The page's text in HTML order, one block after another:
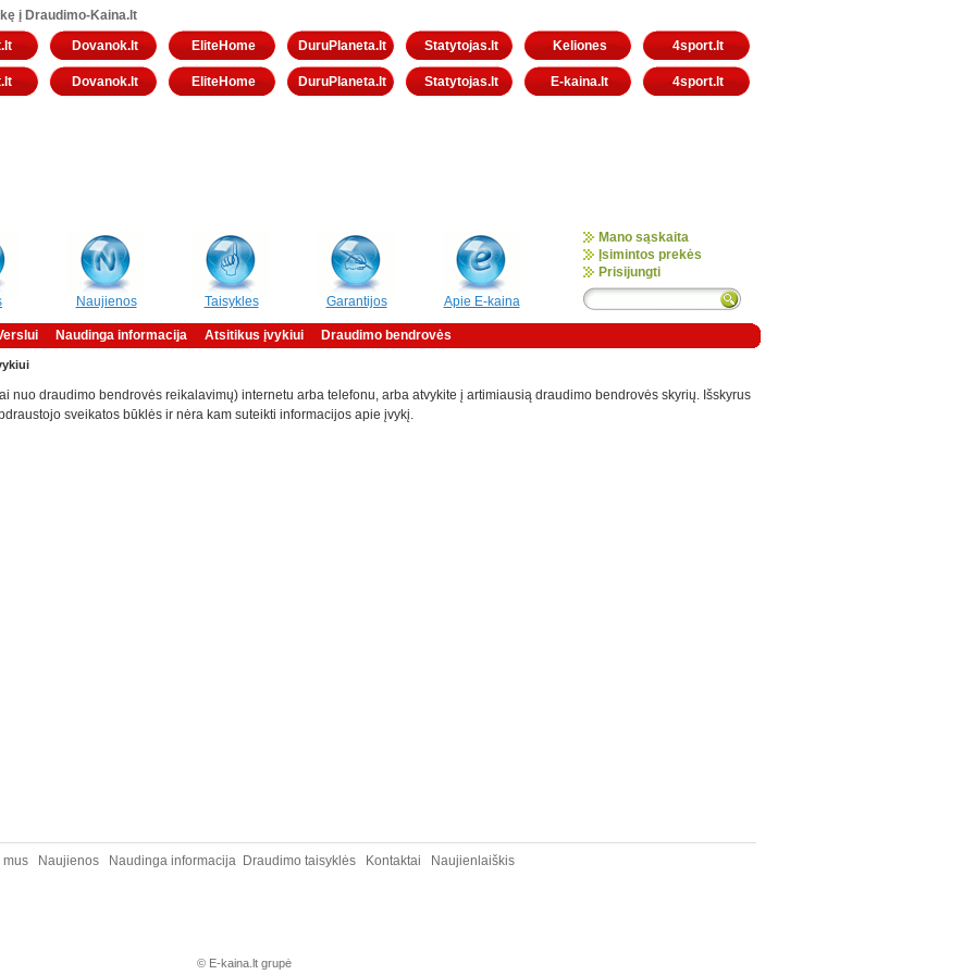
į Draudimo-Kaina.lt
Dovanok.lt EliteHome DuruPlaneta.lt Statytojas.lt Keliones 4sport.lt
Dovanok.lt EliteHome DuruPlaneta.lt Statytojas.lt E-kaina.lt 4sport.lt
Naujienos Taisykles Garantijos Apie E-kaina
Mano sąskaita
Įsimintos prekės
Prisijungti
Naudinga informacija Atsitikus įvykiui Draudimo bendrovės
nuo draudimo bendrovės reikalavimų) internetu arba telefonu, arba atvykite į artimiausią draudimo bendrovės skyrių. Išskyrus
sveikatos būklės ir nėra kam suteikti informacijos apie įvykį.
mus Naujienos Naudinga informacija Draudimo taisyklės Kontaktai Naujienlaiškis
© E-kaina.lt grupė